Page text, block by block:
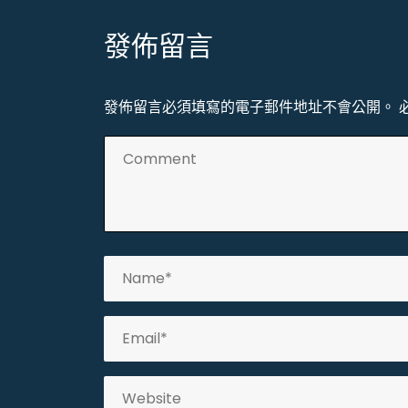
導
覽
發佈留言
發佈留言必須填寫的電子郵件地址不會公開。